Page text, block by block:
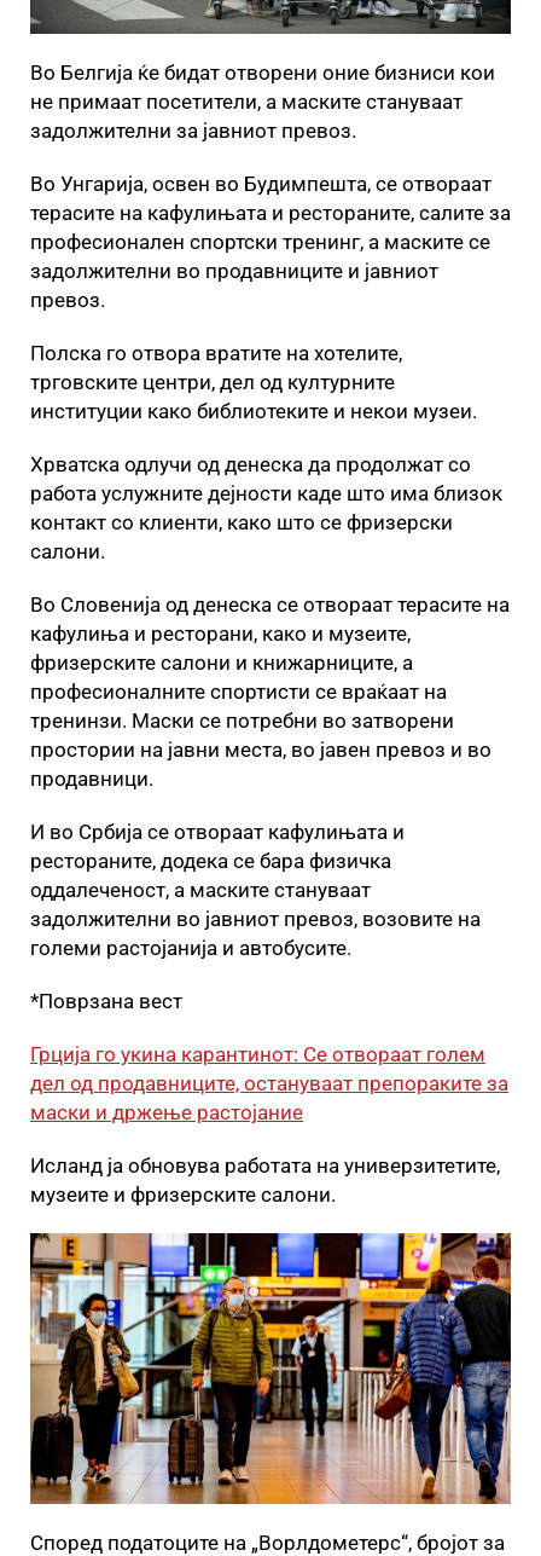
Во Белгија ќе бидат отворени оние бизниси кои
не примаат посетители, а маските стануваат
задолжителни за јавниот превоз.
Во Унгарија, освен во Будимпешта, се отвораат
терасите на кафулињата и рестораните, салите за
професионален спортски тренинг, а маските се
задолжителни во продавниците и јавниот
превоз.
Полска го отвора вратите на хотелите,
трговските центри, дел од културните
институции како библиотеките и некои музеи.
Хрватска одлучи од денеска да продолжат со
работа услужните дејности каде што има близок
контакт со клиенти, како што се фризерски
салони.
Во Словенија од денеска се отвораат терасите на
кафулиња и ресторани, како и музеите,
фризерските салони и книжарниците, а
професионалните спортисти се враќаат на
тренинзи. Маски се потребни во затворени
простории на јавни места, во јавен превоз и во
продавници.
И во Србија се отвораат кафулињата и
рестораните, додека се бара физичка
оддалеченост, а маските стануваат
задолжителни во јавниот превоз, возовите на
големи растојанија и автобусите.
*Поврзана вест
Грција го укина карантинот: Се отвораат голем
дел од продавниците, остануваат препораките за
маски и држење растојание
Исланд ја обновува работата на универзитетите,
музеите и фризерските салони.
Според податоците на „Ворлдометерс“, бројот за